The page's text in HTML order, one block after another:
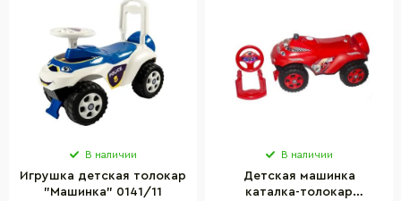
В наличии
Игрушка детская толокар
"Машинка" 0141/11
В наличии
Детская машинка
каталка-толокар